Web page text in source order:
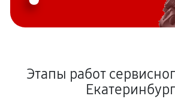
Этапы работ